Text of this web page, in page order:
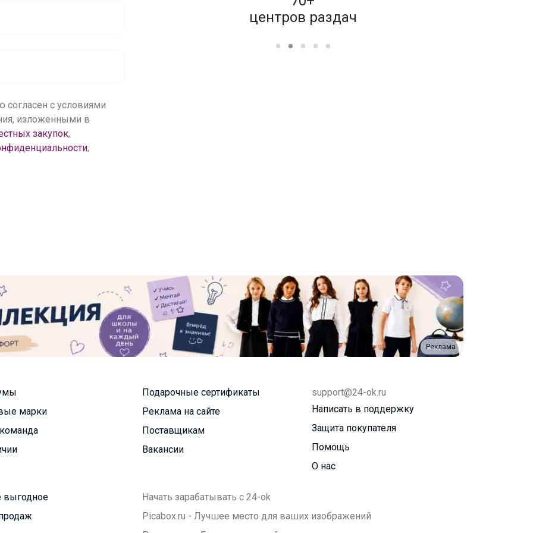
согласен с условиями
изложенными в
закупок,
,
центров раздач
Реклама
марки
Подарочные сертификаты
Реклама на сайте
Поставщикам
Вакансии
support@24-ok.ru
Написать в поддержку
Защита покупателя
Помощь
О нас
выгодное
Начать зарабатывать с 24-ok
Picabox.ru - Лучшее место для ваших изображений